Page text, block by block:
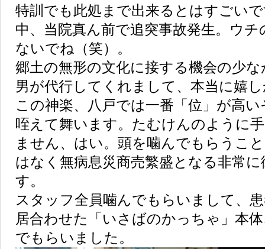
特訓でも此処まで出来るとはすごい
中、当院真ん前で追突事故発生。ウ
ないでね（笑）。
郷土の無形の文化に接する機会の少
男が代行してくれまして、本当に嬉
この神楽、八戸では一番「位」が高
咥えて舞います。たむけんのように
ません、はい。頭を噛んでもらうこ
はなく無病息災商売繁盛となる非常
す。
スタッフ全員噛んでもらいまして、
居合わせた「いさばのかっちゃ」本
でもらいました。